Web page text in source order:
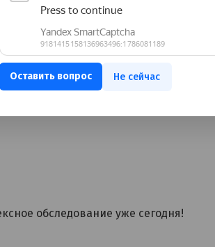
атипичных клеток;
высокого онкогенного
обследование уже сегодня!
Не сейчас